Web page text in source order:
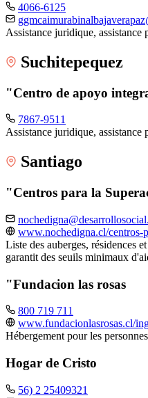
4066-6125
Assistance juridique, assistance
Suchitepequez
"Centro de apoyo
7867-9511
Assistance juridique, assistance
Santiago
"Centros para la
www.nochedigna.cl/centros-
Liste des auberges, résidences
garantit des seuils minimaux
"Fundacion las rosas
800 719 711
www.fundacionlasrosas.cl/
Hébergement pour les
Hogar de Cristo
56) 2 25409321